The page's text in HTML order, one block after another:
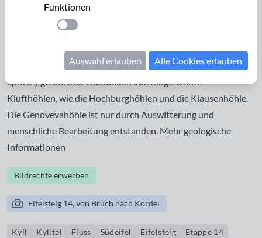
Millionen Jahren. Die Kyll und andere Flüsse haben das
Gestein ausgespült und zur Entstehung von
Felsformationen, wie derKaulay, der Geyersley und der
Spitzley geführt. So entstanden auch sogenannte
Klufthöhlen, wie die Hochburghöhlen und die Klausenhöhle.
DieGenovevahöhle ist nur durch Auswitterung und
menschliche Bearbeitung entstanden. Mehr geologische
Informationen
Bildrechte erwerben
Eifelsteig 14, von Bruch nach Kordel
Kyll Kylltal Fluss Südeifel Eifelsteig
Etappe 14
Funktionen
Einstellung anwenden
Auswahl erlauben Alle Cookies erlauben